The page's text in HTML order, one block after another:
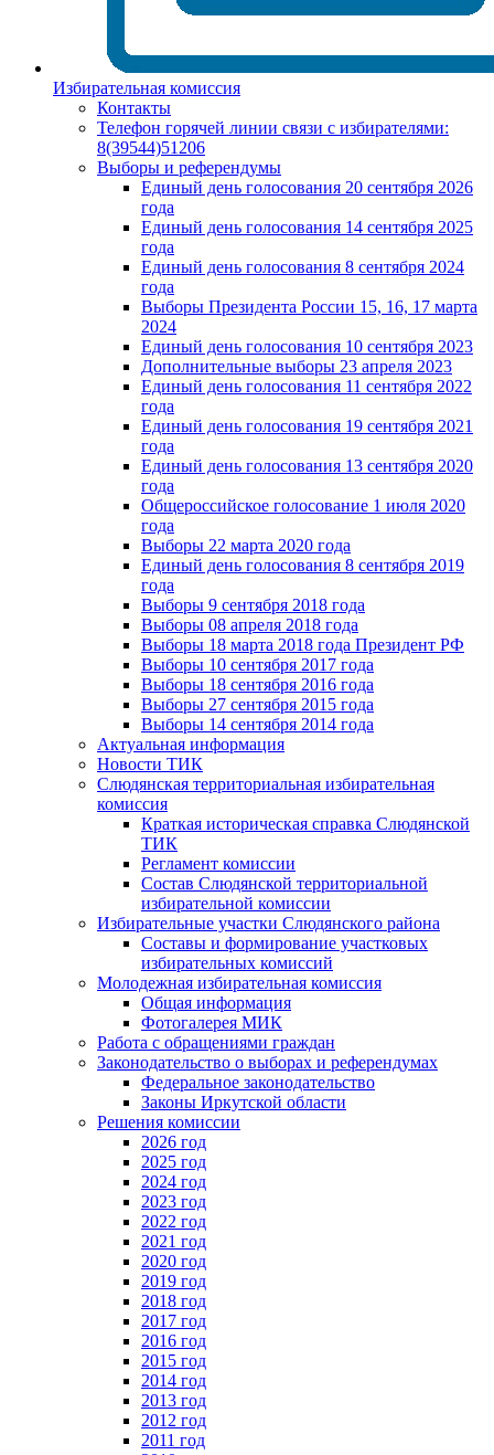
Избирательная комиссия
Контакты
Телефон горячей линии связи с избирателями:
8(39544)51206
Выборы и референдумы
Единый день голосования 20 сентября 2026
года
Единый день голосования 14 сентября 2025
года
Единый день голосования 8 сентября 2024
года
Выборы Президента России 15, 16, 17 марта
2024
Единый день голосования 10 сентября 2023
Дополнительные выборы 23 апреля 2023
Единый день голосования 11 сентября 2022
года
Единый день голосования 19 сентября 2021
года
Единый день голосования 13 сентября 2020
года
Общероссийское голосование 1 июля 2020
года
Выборы 22 марта 2020 года
Единый день голосования 8 сентября 2019
года
Выборы 9 сентября 2018 года
Выборы 08 апреля 2018 года
Выборы 18 марта 2018 года Президент РФ
Выборы 10 сентября 2017 года
Выборы 18 сентября 2016 года
Выборы 27 сентября 2015 года
Выборы 14 сентября 2014 года
Актуальная информация
Новости ТИК
Слюдянская территориальная избирательная
комиссия
Краткая историческая справка Слюдянской
ТИК
Регламент комиссии
Состав Слюдянской территориальной
избирательной комиссии
Избирательные участки Слюдянского района
Составы и формирование участковых
избирательных комиссий
Молодежная избирательная комиссия
Общая информация
Фотогалерея МИК
Работа с обращениями граждан
Законодательство о выборах и референдумах
Федеральное законодательство
Законы Иркутской области
Решения комиссии
2026 год
2025 год
2024 год
2023 год
2022 год
2021 год
2020 год
2019 год
2018 год
2017 год
2016 год
2015 год
2014 год
2013 год
2012 год
2011 год